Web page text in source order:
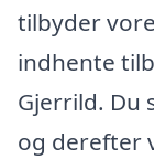
tilbyder
indhente
Gjerrild. Du
og derefter